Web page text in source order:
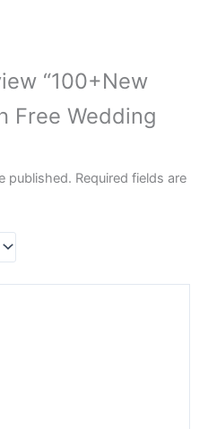
“100+New
Free Wedding
published. Required fields are